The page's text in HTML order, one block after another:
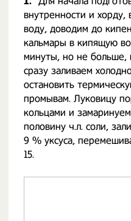
внутренности и
воду, доводим до
кальмары в кипящую
минуты, но не больше,
сразу заливаем
остановить
промывам. Луковицу
кольцами и
половину ч.л. соли,
9 % уксуса,
15.